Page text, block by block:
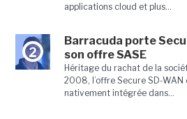
applications cloud et plus...
2
Barracuda porte
son offre SASE
Héritage du rachat de la
2008, l’offre Secure SD-
nativement intégrée dans...